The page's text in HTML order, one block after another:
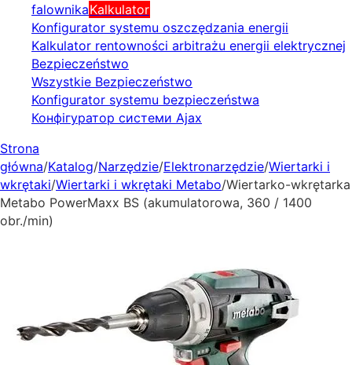
falownikaKalkulator
Konfigurator systemu oszczędzania energii
Kalkulator rentowności arbitrażu energii elektrycznej
Bezpieczeństwo
Wszystkie Bezpieczeństwo
Konfigurator systemu bezpieczeństwa
Конфігуратор системи Ajax
Strona
główna/Katalog/Narzędzie/Elektronarzędzie/Wiertarki i
wkrętaki/Wiertarki i wkrętaki Metabo/Wiertarko-wkrętarka
Metabo PowerMaxx BS (akumulatorowa, 360 / 1400
obr./min)